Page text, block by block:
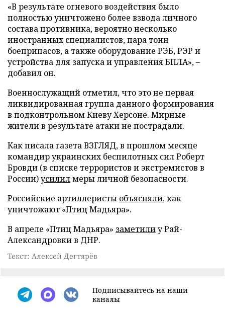
«В результате огневого воздействия было
полностью уничтожено более взвода личного
состава противника, вероятно несколько
иностранных специалистов, пара тонн
боеприпасов, а также оборудование РЭБ, РЭР и
устройства для запуска и управления БПЛА», –
добавил он.
Военнослужащий отметил, что это не первая
ликвидированная группа данного формирования
в подконтрольном Киеву Херсоне. Мирные
жители в результате атаки не пострадали.
Как писала газета ВЗГЛЯД, в прошлом месяце
командир украинских беспилотных сил Роберт
Бровди (в списке террористов и экстремистов в
России)усилилмеры личной безопасности.
Российские артиллеристы объясняли, как
уничтожают «Птиц Мадьяра».
В апреле «Птиц Мадьяра» заметилиу Рай-
Александровки в ДНР.
Текст: Алексей Дегтярёв
Подписывайтесь на наши
каналы